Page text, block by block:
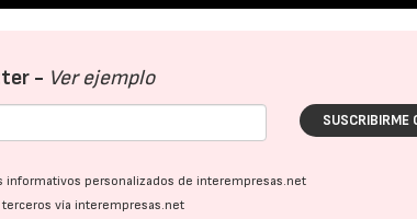
- Ver ejemplo
SUSCRIBIRME
personalizados de interempresas.net
vía interempresas.net